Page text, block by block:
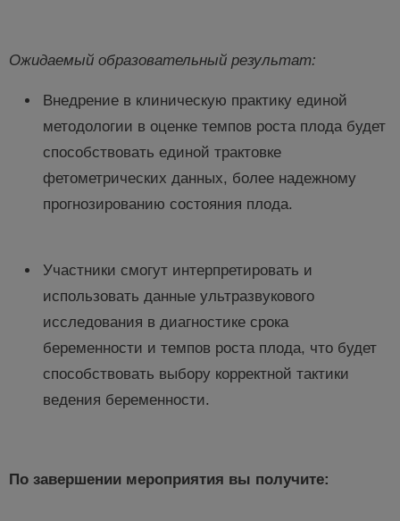
Ожидаемый образовательный результат:
Внедрение в клиническую практику единой
методологии в оценке темпов роста плода будет
способствовать единой трактовке
фетометрических данных, более надежному
прогнозированию состояния плода.
Участники смогут интерпретировать и
использовать данные ультразвукового
исследования в диагностике срока
беременности и темпов роста плода, что будет
способствовать выбору корректной тактики
ведения беременности.
По завершении мероприятия вы получите: